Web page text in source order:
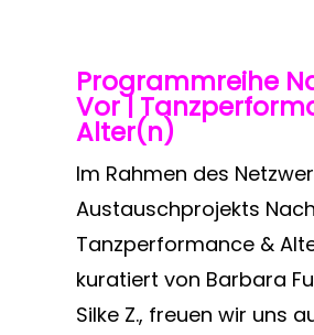
Programmreihe
Vor |
Alter(n)
Im Rahmen des
Austauschprojekts
Tanzperformance &
kuratiert von Barbara
Silke Z., freuen wir uns